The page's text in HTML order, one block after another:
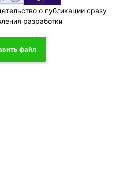
о публикации сразу
разработки
файл